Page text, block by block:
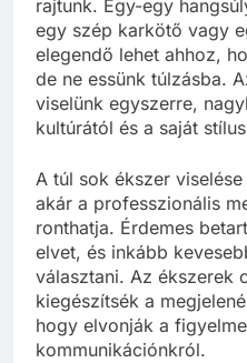
rajtunk. Egy-egy
egy szép karkötő vagy
elegendő lehet ahhoz,
de ne essünk túlzásba.
viselünk egyszerre,
kultúrától és a saját
A túl sok ékszer
akár a professzionális
ronthatja. Érdemes
elvet, és inkább
választani. Az ékszerek
kiegészítsék a
hogy elvonják a
kommunikációnkról.